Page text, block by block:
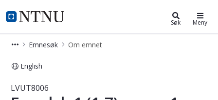
NTNU Hjemmeside
Studier Søk Meny
Emnesøk Om emnet
English
Emne - Engelsk 1 (1-7) emne 1 -
LVUT8006